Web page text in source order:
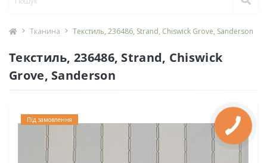
Тканина Текстиль, 236486, Strand, Chiswick Grove, Sanderson
Текстиль, 236486, Strand, Chiswick
Grove, Sanderson
Під замовлення